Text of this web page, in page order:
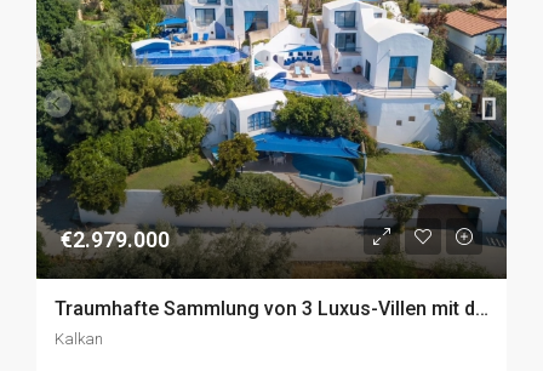
€2.979.000
Traumhafte Sammlung von 3 Luxus-Villen mit direkter Meerlage in Kalkan zu Verkaufen
Kalkan